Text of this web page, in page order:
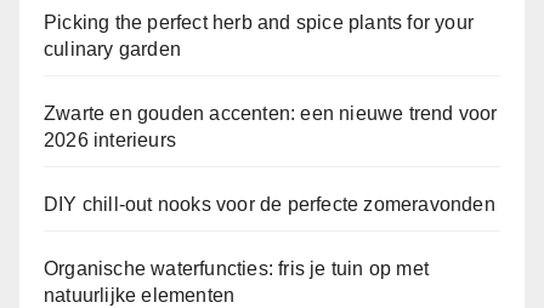
Picking the perfect herb and spice plants for your
culinary garden
Zwarte en gouden accenten: een nieuwe trend voor
2026 interieurs
DIY chill-out nooks voor de perfecte zomeravonden
Organische waterfuncties: fris je tuin op met
natuurlijke elementen